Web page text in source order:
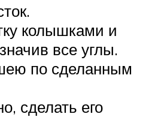
колышками и
все углы.
по сделанным
сделать его